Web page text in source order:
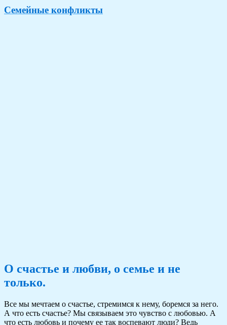
Семейные конфликты
О счастье и любви, о семье и не
только.
Все мы мечтаем о счастье, стремимся к нему, боремся за него.
А что есть счастье? Мы связываем это чувство с любовью. А
что есть любовь и почему ее так воспевают люди? Ведь